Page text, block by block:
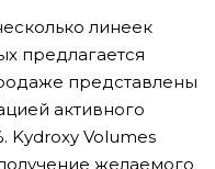
линеек
предлагается
представлены
активного
Kydroxy Volumes
желаемого